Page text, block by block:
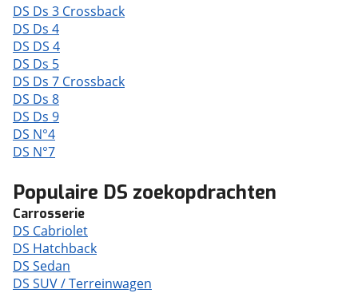
DS Ds 3 Crossback
DS Ds 4
DS DS 4
DS Ds 5
DS Ds 7 Crossback
DS Ds 8
DS Ds 9
DS N°4
DS N°7
Populaire DS zoekopdrachten
Carrosserie
DS Cabriolet
DS Hatchback
DS Sedan
DS SUV / Terreinwagen